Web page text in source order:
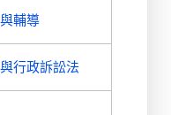
輔導
行政訴訟法